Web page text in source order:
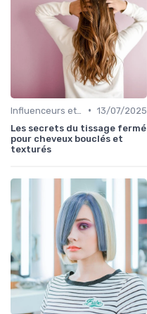
• 13/07/2025
Les secrets du tissage fermé
pour cheveux bouclés et
texturés